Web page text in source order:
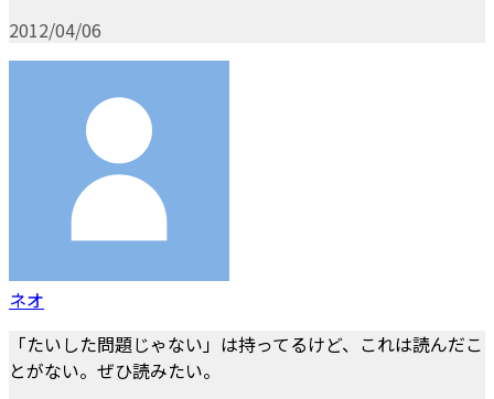
2012/04/06
ネオ
「たいした問題じゃない」は持ってるけど、これは読んだこ
とがない。ぜひ読みたい。